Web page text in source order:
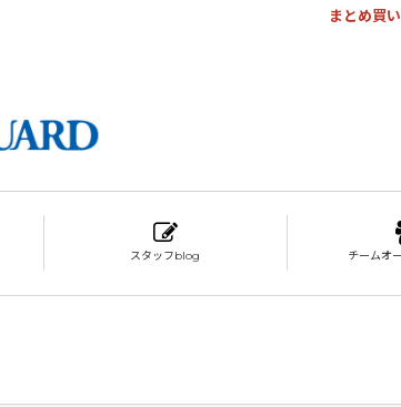
まとめ買
スタッフblog チームオ